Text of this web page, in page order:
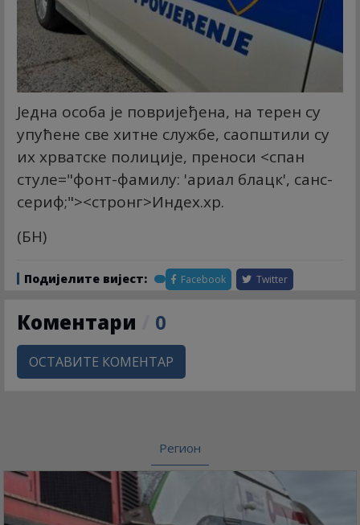
Једна особа је повријеђена, на терен су
упућене све хитне службе, саопштили су
их хрватске полиције, преноси <спан
стyле="фонт-фамилy: 'ариал блацк', санс-
сериф;"><стронг>Индеx.хр.
(БН)
Подијелите вијест: Facebook Twitter
Коментари 0
ОСТАВИТЕ КОМЕНТАР
Регион